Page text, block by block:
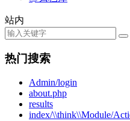
站内
热门搜索
Admin/login
about.php
results
index/\\think\\Module/